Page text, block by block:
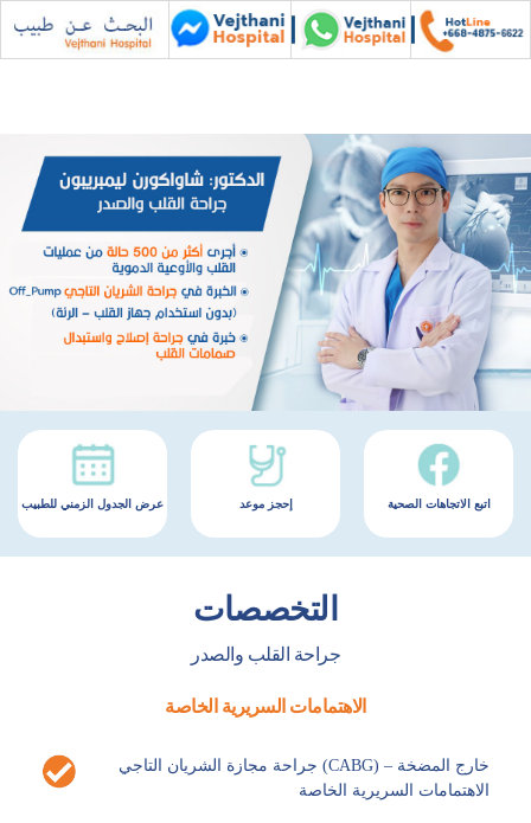
عرض الجدول الزمني للطبيب إحجز موعد اتبع الاتجاهات الصحية
التخصصات
جراحة القلب والصدر
الاهتمامات السريرية الخاصة
جراحة مجازة الشريان التاجي (CABG) – خارج المضخة
الاهتمامات السريرية الخاصة